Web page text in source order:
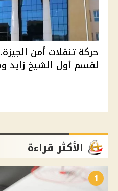
حركة تنقلات أمن
لقسم أول الشيخ
الأكثر قراءة
1